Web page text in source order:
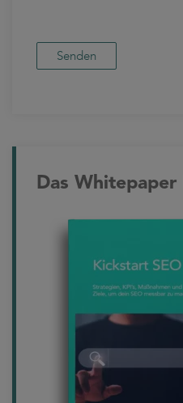
Das Whitepaper